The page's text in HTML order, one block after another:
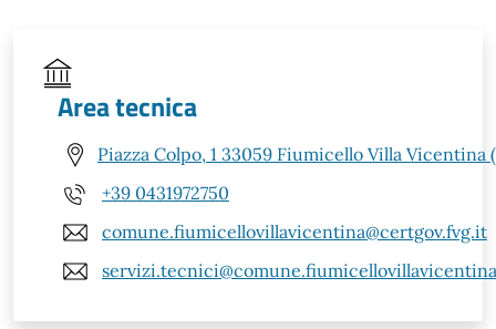
Area tecnica
Piazza Colpo, 1 33059 Fiumicello Villa Vicentina
+39 0431972750
comune.fiumicellovillavicentina@certgov.fvg.it